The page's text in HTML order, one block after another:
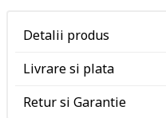
Detalii produs
Livrare si plata
Retur si Garantie